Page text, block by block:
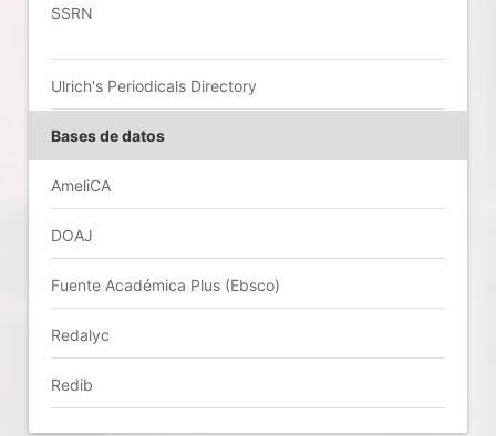
SSRN
Ulrich's Periodicals Directory
Bases de datos
AmeliCA
DOAJ
Fuente Académica Plus (Ebsco)
Redalyc
Redib